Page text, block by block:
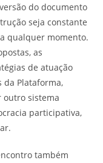
do documento
seja constante
qualquer momento.
as
de atuação
da Plataforma,
sistema
participativa,
também